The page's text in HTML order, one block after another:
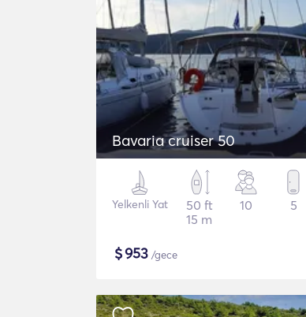
Bavaria cruiser 50
Yelkenli Yat
50 ft
15 m
10 5
$953 /gece